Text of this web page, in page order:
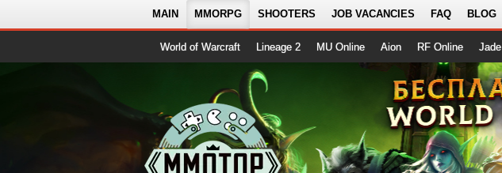
MAIN MMORPG SHOOTERS JOB VACANCIES FAQ BLOG
World of Warcraft Lineage 2 MU Online Aion RF Online